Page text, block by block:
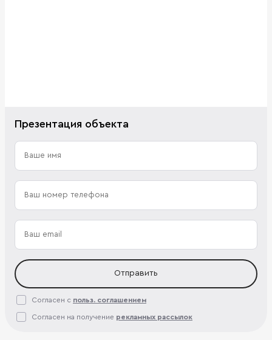
Презентация объекта
Отправить
Согласен с польз. соглашением
Согласен на получение рекламных рассылок